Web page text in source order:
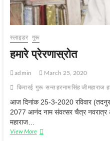
स्‍लाइडर गुरू
हमारे प्रेरणास्रोत
admin
March 25, 2020
किरारई गुरू सन्‍त हरनाम सिंह जी महाराज
आज दिनांक 25-3-2020 रविवार
2077 आनंद नाम संवत्‍सर चैत्र नवरात्र
महाराज…
View Moreहमारे